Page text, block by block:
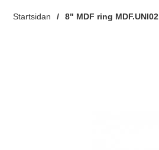
Startsidan 8" MDF ring MDF.UNI02